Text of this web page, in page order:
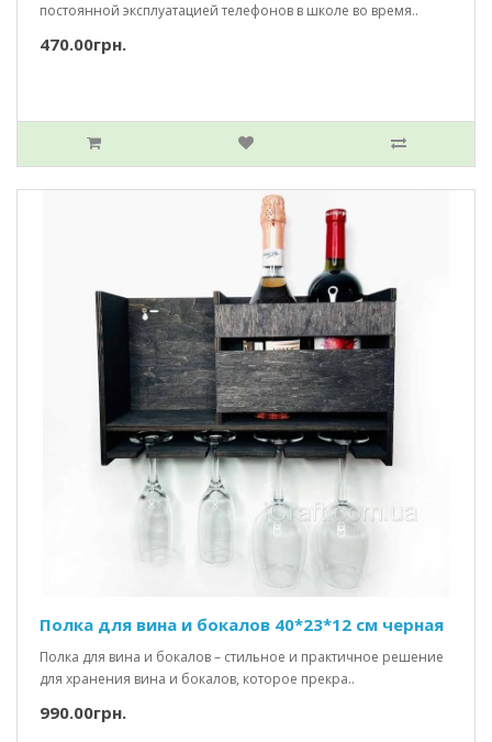
постоянной эксплуатацией телефонов в школе во время..
470.00грн.
Полка для вина и бокалов 40*23*12 см черная
Полка для вина и бокалов – стильное и практичное решение
для хранения вина и бокалов, которое прекра..
990.00грн.